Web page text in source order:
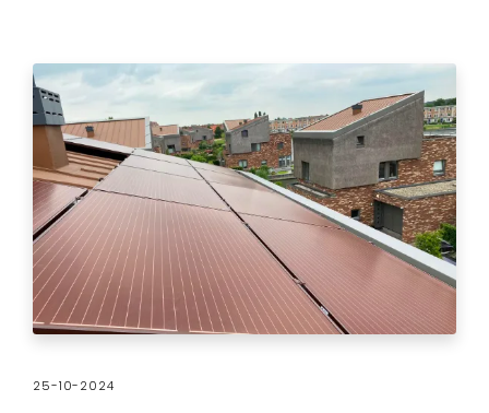
25-10-2024